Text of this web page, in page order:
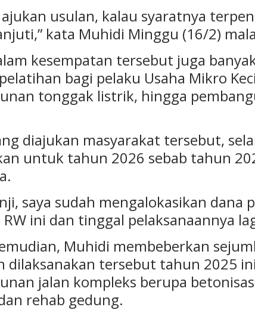
ajukan usulan, kalau syaratnya
kata Muhidi Minggu (16/2)
kesempatan tersebut juga
bagi pelaku Usaha Mikro
tonggak listrik, hingga
diajukan masyarakat tersebut,
untuk tahun 2026 sebab tahun
saya sudah mengalokasikan dana
ini dan tinggal pelaksanaannya
Muhidi membeberkan
dilaksanakan tersebut tahun 2025
jalan kompleks berupa
rehab gedung.